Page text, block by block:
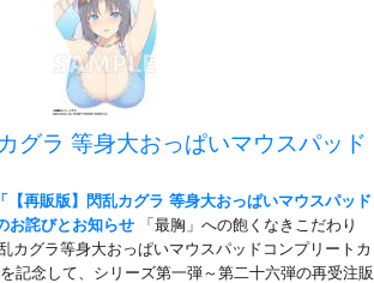
グラ 等身大おっぱいマウスパッド
【再販版】閃乱カグラ 等身大おっぱいマウスパッド
お詫びとお知らせ 「最胸」への飽くなきこだわり
グラ等身大おっぱいマウスパッドコンプリートカ
記念して、シリーズ第一弾～第二十六弾の再受注販